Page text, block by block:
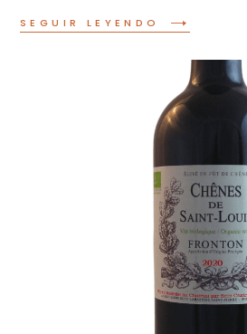
SEGUIR LEYENDO